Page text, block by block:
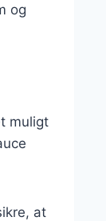
og
muligt
at